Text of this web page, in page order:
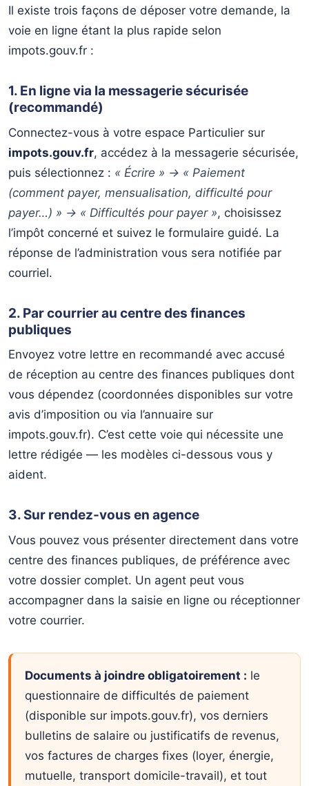
Il existe trois façons de déposer votre demande, la
voie en ligne étant la plus rapide selon
impots.gouv.fr :
1. En ligne via la messagerie sécurisée
(recommandé)
Connectez-vous à votre espace Particulier sur
impots.gouv.fr, accédez à la messagerie sécurisée,
puis sélectionnez : « Écrire » → « Paiement
(comment payer, mensualisation, difficulté pour
payer…) » → « Difficultés pour payer », choisissez
l’impôt concerné et suivez le formulaire guidé. La
réponse de l’administration vous sera notifiée par
courriel.
2. Par courrier au centre des finances
publiques
Envoyez votre lettre en recommandé avec accusé
de réception au centre des finances publiques dont
vous dépendez (coordonnées disponibles sur votre
avis d’imposition ou via l’annuaire sur
impots.gouv.fr). C’est cette voie qui nécessite une
lettre rédigée — les modèles ci-dessous vous y
aident.
3. Sur rendez-vous en agence
Vous pouvez vous présenter directement dans votre
centre des finances publiques, de préférence avec
votre dossier complet. Un agent peut vous
accompagner dans la saisie en ligne ou réceptionner
votre courrier.
Documents à joindre obligatoirement : le
questionnaire de difficultés de paiement
(disponible sur impots.gouv.fr), vos derniers
bulletins de salaire ou justificatifs de revenus,
vos factures de charges fixes (loyer, énergie,
mutuelle, transport domicile-travail), et tout